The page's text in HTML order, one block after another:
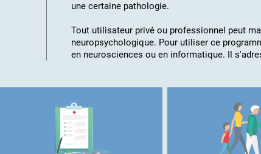
une certaine pathologie.
Tout utilisateur privé ou professionnel peut
neuropsychologique. Pour utiliser ce
en neurosciences ou en informatique. Il